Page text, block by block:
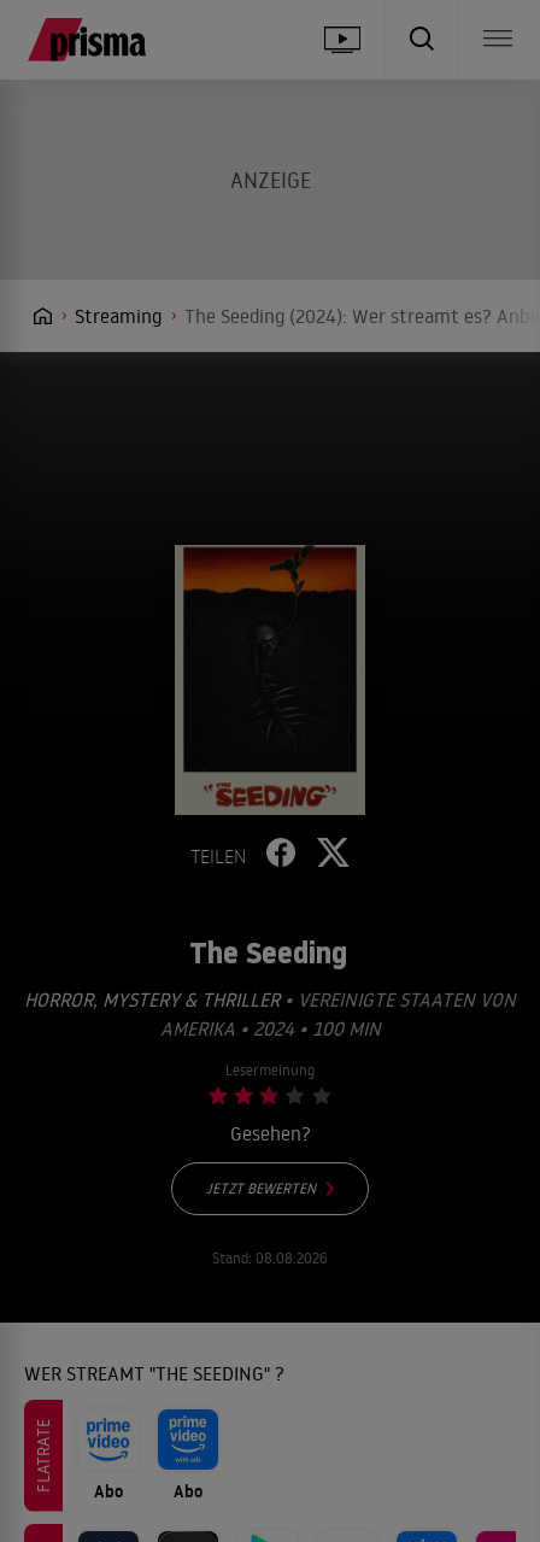
Streaming The Seeding (2024): Wer streamt es?
TEILEN
The Seeding
HORROR, MYSTERY & THRILLER• VEREINIGTE STAATEN VON
AMERIKA • 2024 • 100 MIN
Lesermeinung
Gesehen?
JETZT BEWERTEN
Stand: 08.08.2026
WER STREAMT "THE SEEDING" ?
FLATRATE Abo Abo